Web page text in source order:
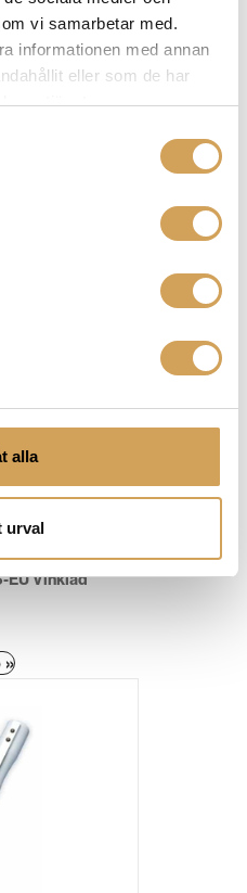
vi samarbetar med.
informationen med annan
eller som de har
tjänster.
alla
urval
produkter för en
Vi erbjuder högkvalitativa
som levererar kraftfullt
EU Vinklad
»Den
här
har
flera